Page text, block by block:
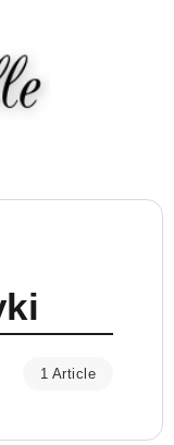
1 Article